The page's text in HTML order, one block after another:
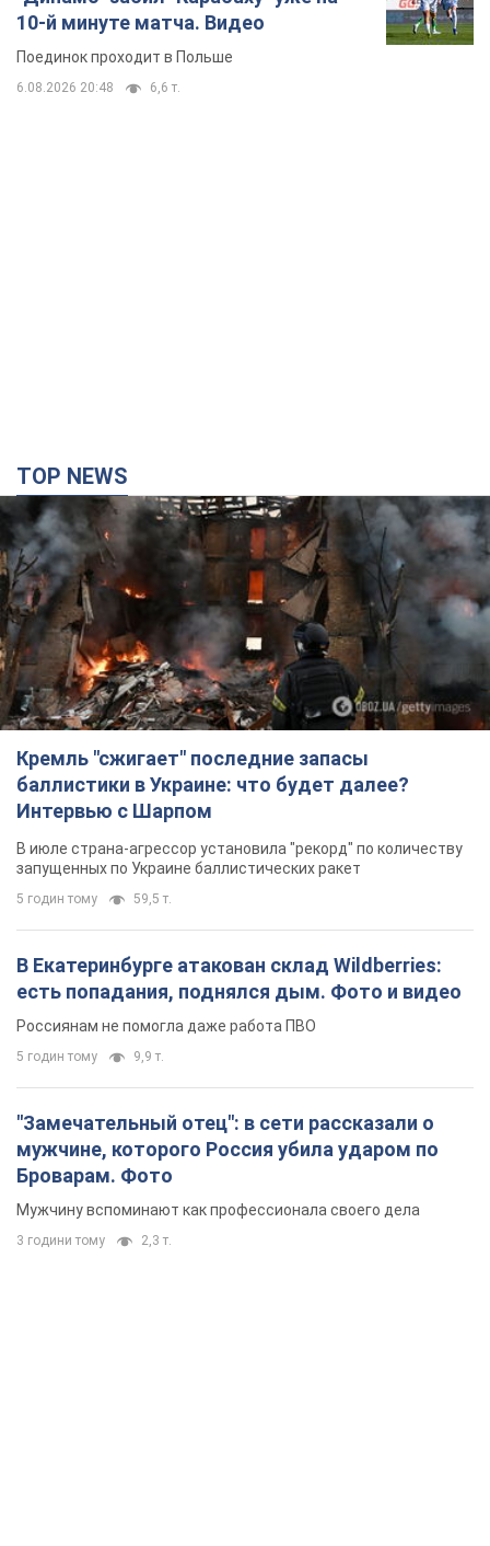
Кремль "сжигает" последние запасы
баллистики в Украине: что будет далее?
Интервью с Шарпом
В июле страна-агрессор установила "рекорд" по количеству
запущенных по Украине баллистических ракет
5 годин тому 59,5 т.
В Екатеринбурге атакован склад Wildberries:
есть попадания, поднялся дым. Фото и видео
Россиянам не помогла даже работа ПВО
5 годин тому
"Замечательный отец": в сети рассказали о
мужчине, которого Россия убила ударом по
Броварам. Фото
Мужчину вспоминают как профессионала своего дела
3 години тому 2,3 т.